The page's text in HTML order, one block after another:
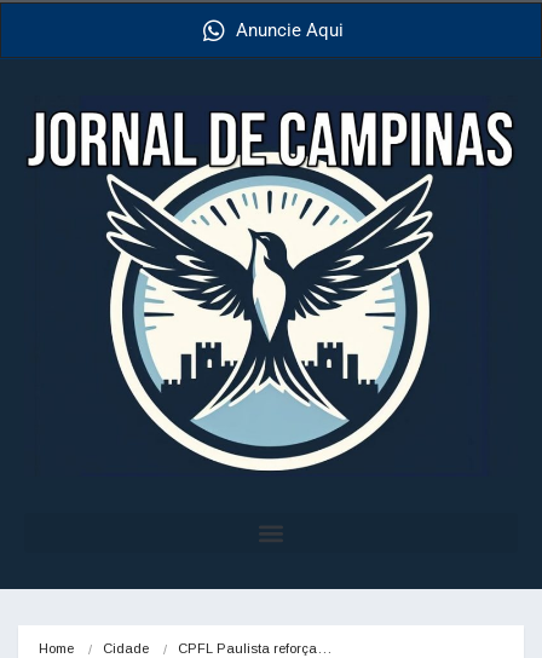
Anuncie Aqui
Home Cidade CPFL Paulista reforça…